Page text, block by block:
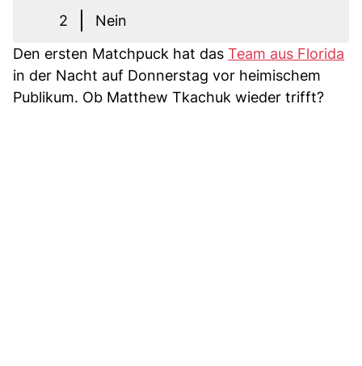
2
Nein
Den ersten Matchpuck hat das Team aus Florida
in der Nacht auf Donnerstag vor heimischem
Publikum. Ob Matthew Tkachuk wieder trifft?